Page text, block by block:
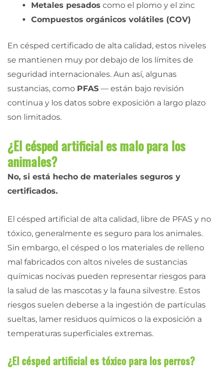
Metales pesados como el plomo y el zinc
Compuestos orgánicos volátiles (COV)
En césped certificado de alta calidad, estos niveles
se mantienen muy por debajo de los límites de
seguridad internacionales. Aun así, algunas
sustancias, como PFAS — están bajo revisión
continua y los datos sobre exposición a largo plazo
son limitados.
¿El césped artificial es malo para los
animales?
No, si está hecho de materiales seguros y
certificados.
El césped artificial de alta calidad, libre de PFAS y no
tóxico, generalmente es seguro para los animales.
Sin embargo, el césped o los materiales de relleno
mal fabricados con altos niveles de sustancias
químicas nocivas pueden representar riesgos para
la salud de las mascotas y la fauna silvestre. Estos
riesgos suelen deberse a la ingestión de partículas
sueltas, lamer residuos químicos o la exposición a
temperaturas superficiales extremas.
¿El césped artificial es tóxico para los perros?